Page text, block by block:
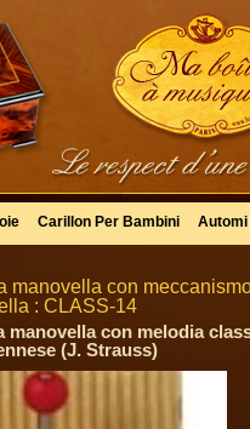
Carillon Per Bambini Automi
manovella con
: CLASS-14
manovella con melodia
(J. Strauss)